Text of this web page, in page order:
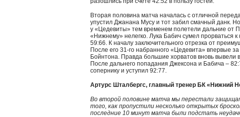
Вторая половина матча началась с отличной
упустил Джанана Мусу и тот забил смачный данк.
у «Цедевиты» тем временем полетели дальние от
«Нижнему» нелегко. Лука Бабич сумел прорваться
59:66. К началу заключительного отрезка от
После его 31-го набранного «Цедевита» впервые
Бойнтона. Правда большие хорватов вновь
После дальнего попадания Джексона и Бабича –
сопернику и уступил 92:77.
Артурс Шталбергс, главный тренер БК «Нижний
Во второй половине матча мы перестали
того, как пропустили несколько открытых
последние 10 минут матча были подстать